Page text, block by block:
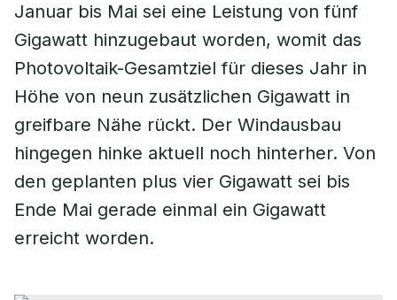
Januar bis Mai sei eine Leistung von fünf
Gigawatt hinzugebaut worden, womit das
Photovoltaik-Gesamtziel für dieses Jahr in
Höhe von neun zusätzlichen Gigawatt in
greifbare Nähe rückt. Der Windausbau
hingegen hinke aktuell noch hinterher. Von
den geplanten plus vier Gigawatt sei bis
Ende Mai gerade einmal ein Gigawatt
erreicht worden.